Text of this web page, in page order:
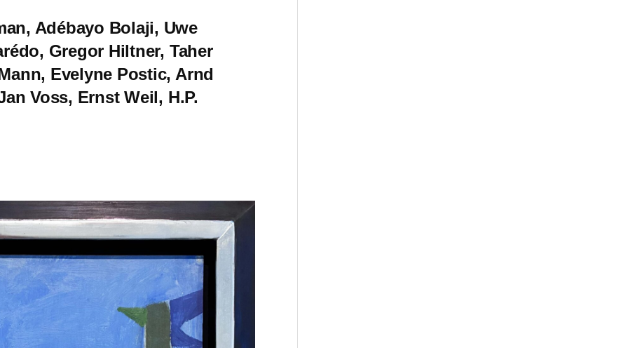
Adébayo Bolaji, Uwe
Gregor Hiltner, Taher
Evelyne Postic, Arnd
Voss, Ernst Weil, H.P.